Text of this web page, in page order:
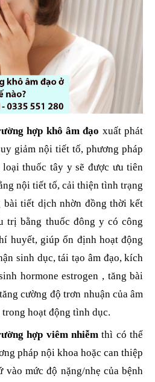
hợp khô âm đạo xuất phát
giảm nội tiết tố, phương pháp
thuốc tây y sẽ được ưu tiên
nội tiết tố, cải thiện tình trạng
bài tiết dịch nhờn đồng thời kết
trị bằng thuốc đông y có công
huyết, giúp ổn định hoạt động
sinh dục, tái tạo âm đạo, kích
hormone estrogen , tăng bài
cường độ trơn nhuận của âm
hoạt động tình dục.
hợp viêm nhiễm thì có thể
pháp nội khoa hoặc can thiệp
vào mức độ nặng/nhẹ của bệnh